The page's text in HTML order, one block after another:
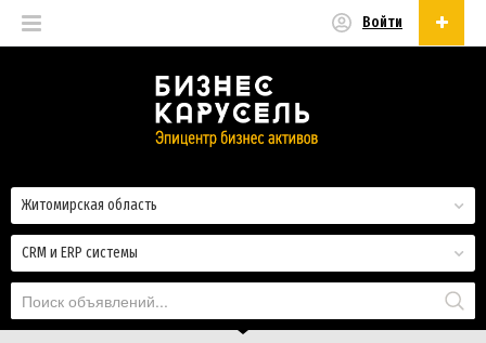
Войти
СRM и ERP системы
Житомирская область